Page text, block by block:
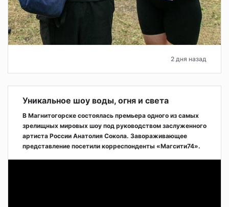
2 дня назад
Уникальное шоу воды, огня и света
В Магнитогорске состоялась премьера одного из самых
зрелищных мировых шоу под руководством заслуженного
артиста России Анатолия Сокола. Завораживающее
представление посетили корреспонденты «Магсити74».